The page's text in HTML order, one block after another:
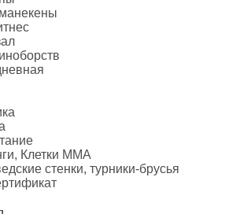
Клетки ММА
стенки, турники-брусья